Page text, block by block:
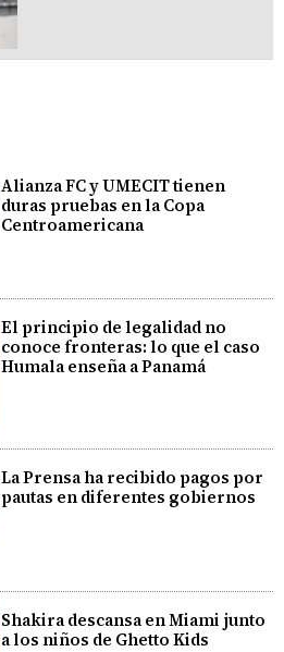
Alianza FC y UMECIT tienen
duras pruebas en la Copa
Centroamericana
El principio de legalidad no
conoce fronteras: lo que el caso
Humala enseña a Panamá
La Prensa ha recibido pagos por
pautas en diferentes gobiernos
Shakira descansa en Miami junto
a los niños de Ghetto Kids